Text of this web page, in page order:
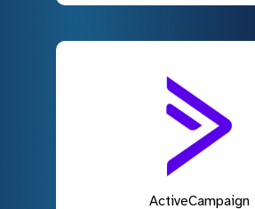
ActiveCampaign